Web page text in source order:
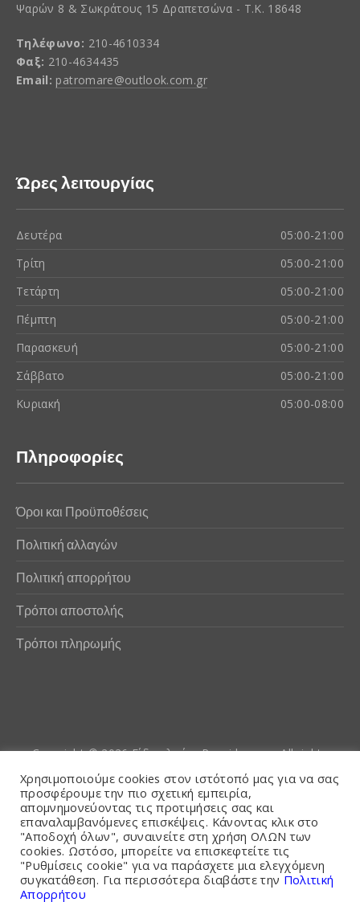
Ψαρών 8 & Σωκράτους 15 Δραπετσώνα - Τ.Κ. 18648
Τηλέφωνο: 210-4610334
Φαξ: 210-4634435
Email: patromare@outlook.com.gr
Ώρες λειτουργίας
Δευτέρα
05:00-21:00
Τρίτη
05:00-21:00
Τετάρτη
05:00-21:00
Πέμπτη
05:00-21:00
Παρασκευή
05:00-21:00
Σάββατο
05:00-21:00
Κυριακή
05:00-08:00
Πληροφορίες
Όροι και Προϋποθέσεις
Πολιτική αλλαγών
Πολιτική απορρήτου
Τρόποι αποστολής
Τρόποι πληρωμής
Copyright © 2026Είδη αλιείας Poseidwnn.gr. All rights
reserved. Powered by
PlexusCore
Όροι και Προϋποθέσεις
Χρησιμοποιούμε cookies στον ιστότοπό μας για να σας
προσφέρουμε την πιο σχετική εμπειρία,
απομνημονεύοντας τις προτιμήσεις σας και
επαναλαμβανόμενες επισκέψεις. Κάνοντας κλικ στο
"Αποδοχή όλων", συναινείτε στη χρήση ΟΛΩΝ των
cookies. Ωστόσο, μπορείτε να επισκεφτείτε τις
"Ρυθμίσεις cookie" για να παράσχετε μια ελεγχόμενη
συγκατάθεση. Για περισσότερα διαβάστε την Πολιτική
Απορρήτου